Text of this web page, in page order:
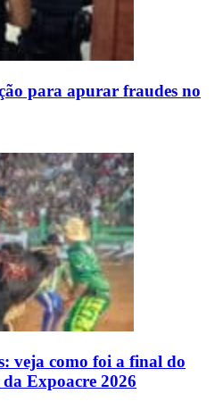
para apurar fraudes no
veja como foi a final do
Expoacre 2026